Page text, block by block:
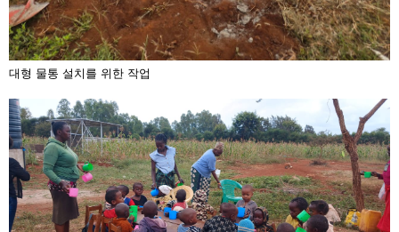
대형 물통 설치를 위한 작업